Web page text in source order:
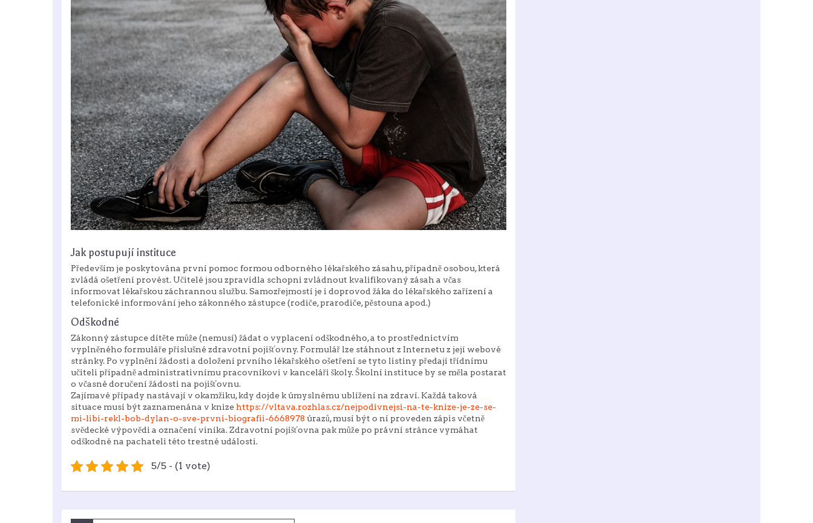
Jak postupují instituce
Především je poskytována první pomoc formou odborného lékařského zásahu, případně osobou, která
zvládá ošetření provést. Učitelé jsou zpravidla schopni zvládnout kvalifikovaný zásah a včas
informovat lékařskou záchrannou službu. Samozřejmostí je i doprovod žáka do lékařského zařízení a
telefonické informování jeho zákonného zástupce (rodiče, prarodiče, pěstouna apod.)
Odškodné
Zákonný zástupce dítěte může (nemusí) žádat o vyplacení odškodného, a to prostřednictvím
vyplněného formuláře příslušné zdravotní pojišťovny. Formulář lze stáhnout z Internetu z její webové
stránky. Po vyplnění žádosti a doložení prvního lékařského ošetření se tyto listiny předají třídnímu
učiteli případně administrativnímu pracovníkovi v kanceláři školy. Školní instituce by se měla postarat
o včasné doručení žádosti na pojišťovnu.
Zajímavé případy nastávají v okamžiku, kdy dojde k úmyslnému ublížení na zdraví. Každá taková
situace musí být zaznamenána v knize https://vltava.rozhlas.cz/nejpodivnejsi-na-te-knize-je-ze-se-
mi-libi-rekl-bob-dylan-o-sve-prvni-biografii-6668978 úrazů, musí být o ní proveden zápis včetně
svědecké výpovědi a označení viníka. Zdravotní pojišťovna pak může po právní stránce vymáhat
odškodné na pachateli této trestné události.
5/5 - (1 vote)